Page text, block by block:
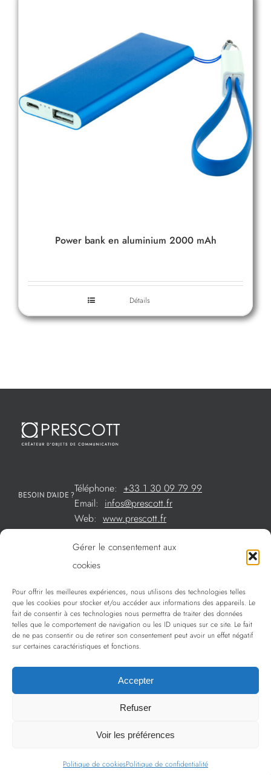
Gérer le consentement aux
cookies
Pour offrir les meilleures expériences, nous utilisons des technologies telles
que les cookies pour stocker et/ou accéder aux informations des appareils. Le
fait de consentir à ces technologies nous permettra de traiter des données
telles que le comportement de navigation ou les ID uniques sur ce site. Le fait
de ne pas consentir ou de retirer son consentement peut avoir un effet négatif
sur certaines caractéristiques et fonctions.
Accepter
Refuser
Voir les préférences
Politique de cookiesPolitique de confidentialité
Power bank en aluminium 2000 mAh
Détails
BESOIN D’AIDE ?Téléphone: +33 1 30 09 79 99
Email: infos@prescott.fr
Web: www.prescott.fr
SOMMAIRE
Créations métal sur mesure
La sélection Prescott
Services
Politique de confidentialité
LinkedInInstagramFacebook
Email